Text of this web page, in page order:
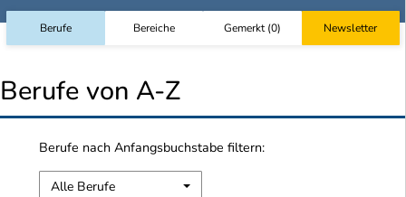
Berufe Bereiche Gemerkt(0) Newsletter
Berufe von A-Z
Berufe nach Anfangsbuchstabe filtern:
Alle Berufe